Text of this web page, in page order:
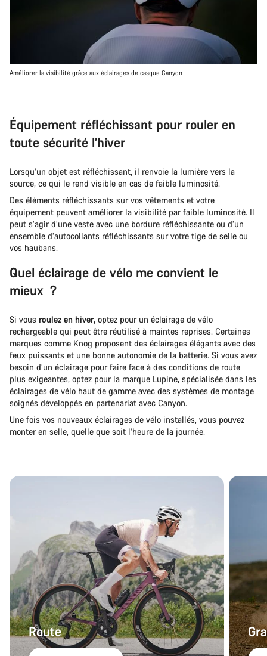
Améliorer la visibilité grâce aux éclairages de casque Canyon
Équipement réfléchissant pour rouler en
toute sécurité l’hiver
Lorsqu’un objet est réfléchissant, il renvoie la lumière vers la
source, ce qui le rend visible en cas de faible luminosité.
Des éléments réfléchissants sur vos vêtements et votre
équipement peuvent améliorer la visibilité par faible luminosité. Il
peut s’agir d’une veste avec une bordure réfléchissante ou d’un
ensemble d’autocollants réfléchissants sur votre tige de selle ou
vos haubans.
Quel éclairage de vélo me convient le
mieux ?
Si vous roulez en hiver, optez pour un éclairage de vélo
rechargeable qui peut être réutilisé à maintes reprises. Certaines
marques comme Knog proposent des éclairages élégants avec des
feux puissants et une bonne autonomie de la batterie. Si vous avez
besoin d’un éclairage pour faire face à des conditions de route
plus exigeantes, optez pour la marque Lupine, spécialisée dans les
éclairages de vélo haut de gamme avec des systèmes de montage
soignés développés en partenariat avec Canyon.
Une fois vos nouveaux éclairages de vélo installés, vous pouvez
monter en selle, quelle que soit l’heure de la journée.
Route